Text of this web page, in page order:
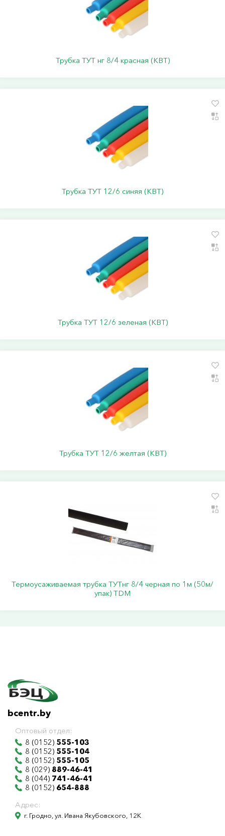
Трубка ТУТ нг 8/4 красная (КВТ)
Трубка ТУТ 12/6 синяя (КВТ)
Трубка ТУТ 12/6 зеленая (КВТ)
Трубка ТУТ 12/6 желтая (КВТ)
Термоусаживаемая трубка ТУТнг 8/4 черная по 1м (50м/
упак) TDM
bcentr.by
Оптовый отдел:
8 (0152) 555-103
8 (0152) 555-104
8 (0152) 555-105
8 (029) 889-46-41
8 (044) 741-46-41
8 (0152) 654-888
Адрес:
г. Гродно, ул. Ивана Якубовского, 12К